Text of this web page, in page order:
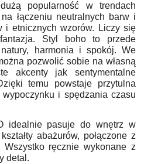
popularność w trendach
łączeniu neutralnych barw i
i etnicznych wzorów. Liczy się
Styl boho to przede
harmonia i spokój. We
pozwolić sobie na własną
akcenty jak sentymentalne
temu powstaje przytulna
i spędzania czasu
idealnie pasuje do wnętrz w
abażurów, połączone z
Wszystko ręcznie wykonane z
detal.